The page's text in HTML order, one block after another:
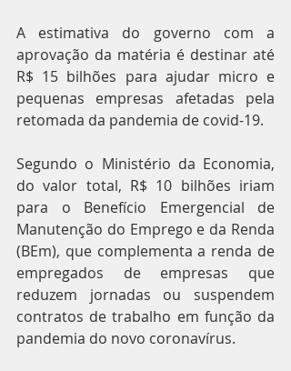
A estimativa do governo com a
aprovação da matéria é destinar até
R$ 15 bilhões para ajudar micro e
pequenas empresas afetadas pela
retomada da pandemia de covid-19.
Segundo o Ministério da Economia,
do valor total, R$ 10 bilhões iriam
para o Benefício Emergencial de
Manutenção do Emprego e da Renda
(BEm), que complementa a renda de
empregados de empresas que
reduzem jornadas ou suspendem
contratos de trabalho em função da
pandemia do novo coronavírus.